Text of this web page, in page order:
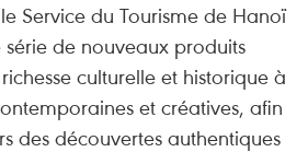
Service du Tourisme de Hanoï
de nouveaux produits
culturelle et historique à
et créatives, afin
des découvertes authentiques